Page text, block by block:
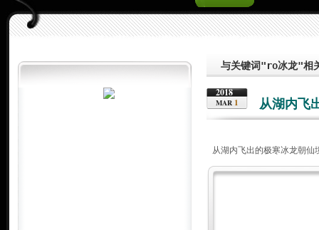
与关键词"ro冰龙"相
2018
MAR 1 从湖内飞
从湖内飞出的极寒冰龙朝仙